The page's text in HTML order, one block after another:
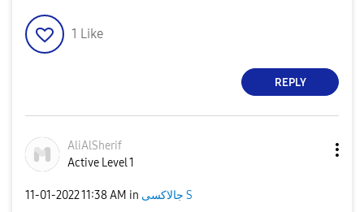
1 Like
REPLY
AliAlSherif
Active Level 1
‎11-01-202211:38 AM in جالاكسى S